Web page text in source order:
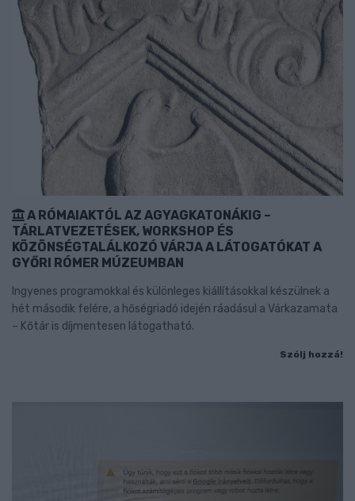
A RÓMAIAKTÓL AZ AGYAGKATONÁKIG –
TÁRLATVEZETÉSEK, WORKSHOP ÉS
KÖZÖNSÉGTALÁLKOZÓ VÁRJA A LÁTOGATÓKAT A
GYŐRI RÓMER MÚZEUMBAN
Ingyenes programokkal és különleges kiállításokkal készülnek a
hét második felére, a hőségriadó idején ráadásul a Várkazamata
– Kőtár is díjmentesen látogatható.
Szólj hozzá!